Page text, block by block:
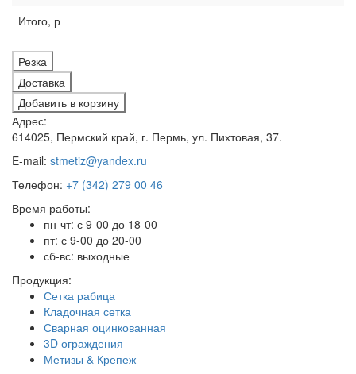
Итого, р
Резка
Доставка
Добавить в корзину
Адрес:
614025, Пермский край, г. Пермь, ул. Пихтовая, 37.
E-mail: stmetiz@yandex.ru
Телефон: +7 (342) 279 00 46
Время работы:
пн-чт: с 9-00 до 18-00
пт: с 9-00 до 20-00
сб-вс: выходные
Продукция:
Сетка рабица
Кладочная сетка
Сварная оцинкованная
3D ограждения
Метизы & Крепеж